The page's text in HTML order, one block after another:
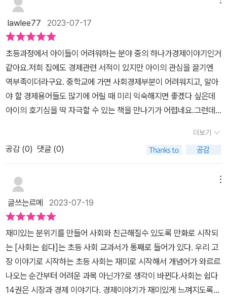
터 경제와 관련된학습을 하고 있다고 해요!그런 점에서 우리 아이
의 첫 경제 책으로 정말 좋았어요. 생활 속에서 선택해 나가는 일들모
두는 경제 활동이에요. 경제의 눈으로 우리의 일상을 살펴보면 생산
과 소비 그리고분배 활동으로 이루어져 있죠.그래서 보통 생산, 소비,
분배가잘 맞물려 돌아가면 경제 활동이원활하다고 이야기를 합니
다. 물론 경제 활동과 관련된 질서나제도까지 합쳐 경제라고 불러요.
이 책에서는 초등 사회에서 필수적으로 꼭 알아야 하는 '희소성'과 '합
리적인 선택'등을배울 수 있어 참 좋았어요. 그뿐만 아니라 돈의 역사
부터경제와 관련된 기본 상식까지두루두루 익힐 수 있었답니다. 특히
얼마 전부터 용돈을 받기 시작한 아이는 용돈을 올바르게 사용하는
만족했답니다. 용돈 관리부터 시장의 흐름까지초등 경제의 모든 것
을 완벽하게정리할 수 있는 사회는 쉽다!시장과 경제 편을 통해 우리
아이의경제 개념 쑥쑥 키워주세요!'출판사로부터 책을 제공 받아 쓴
리뷰입니다.'
lawlee77 2023-07-17
초등과정에서 아이들이 어려워하는 분야 중의 하나가경제이야기인거
같아요.저희 집에도 경제관련 서적이 있지만 아이의 관심을 끌기엔
역부족이더라구요. 중학교에 가면 사회경제부분이 어려워지고, 알아
야 할 경제용어들도 많기에 어릴 때 미리 익숙해지면 좋겠다 싶은데
아이의 호기심을 딱 자극할 수 있는 책을 만나기가 어렵네요.​그런데
소 과학이 쉽다 시리즈를 아이가 즐겨본지라사회가 쉽다 주제가 경제
이지만 아이가 그래도 좋아하겠다 싶어 픽했는데, 저의 예상이 적중
했네요. 보자마자 '어! 사회가 쉽다도 있네.' 그러면서 술술 읽더라구
요. ​이 책에서는 초등학생이 꼭 알아야 할 경제에 관한 기본 개념들을
알려주고 있어 유익한 점이 많았어요.엄마로선 만족스러웠던 부분은
바로우리가 '경제를 알아야 할 이유'를 알아가는 부분이었어요.일반적
인 경제 책들은 시장이 무엇인지, 경제가 무엇인지개념 설명에 중점
을 두는 반면에, 이 책은 우리가 왜 경제를 알아야 하는지, 합리적 선
택이 왜 어려운지 등을 알게 해주어 자연스레 경제관념에 대한 관심
을 유도하는 점이 좋았어요.​이 책에는 경제에 관한 다양한 이야기들
이 담겨있어요.경제를 알아야 할 이유용돈 사용하는 법기업과 시장의
경제 활동경제교류와 무역착한 소비 등 새로운 경제활동초등 사회교
더보기
공감 (0) 댓글 (0)
글쓰는르메 2023-07-19
재미있는 분위기를 만들어 사회와 친근해질수 있도록 만화로 시작되
는 [사회는 쉽다]는 초등 사회 교과서가 통째로 들어가 있다. 우리 고
장 이야기로 시작하는 초등 사회는 재미로 시작해서 개념어가 와르르
나오는 순간부터 어려운 과목 아닌가?로 생각이 바뀐다.사회는 쉽다
14권은 시장과 경제 이야기다. 경제이야기가 재미있게 느껴지도록